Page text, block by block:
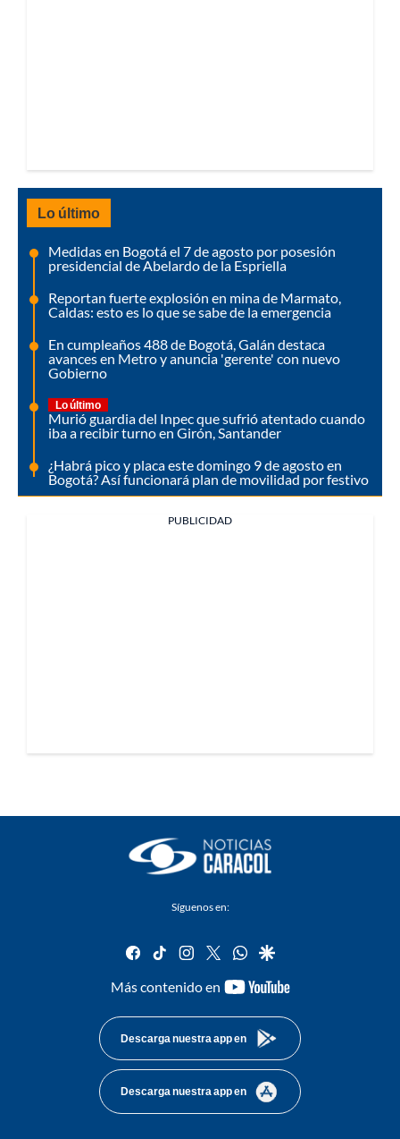
Lo último
Medidas en Bogotá el 7 de agosto por posesión
presidencial de Abelardo de la Espriella
Reportan fuerte explosión en mina de Marmato,
Caldas: esto es lo que se sabe de la emergencia
En cumpleaños 488 de Bogotá, Galán destaca
avances en Metro y anuncia 'gerente' con nuevo
Gobierno
Lo último
Murió guardia del Inpec que sufrió atentado cuando
iba a recibir turno en Girón, Santander
¿Habrá pico y placa este domingo 9 de agosto en
Bogotá? Así funcionará plan de movilidad por festivo
PUBLICIDAD
Síguenos en:
facebook
tiktok instagram
twitterwhatsapp
google
Más contenido en
youtube-
Descarga nuestra app en
Descarga nuestra app en